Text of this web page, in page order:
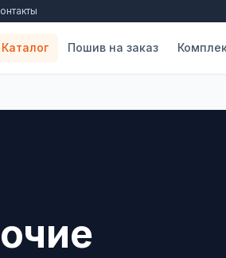
Каталог Пошив на заказ